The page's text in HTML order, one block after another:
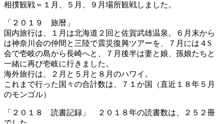
相撲観戦＝１月、５月、９月場所観戦しました。
「２０１９ 旅暦」
国内旅行は、１月は北海道２回と佐賀武雄温泉。６月末から
は神奈川会の仲間と三陸で震災復興ツアーを、７月には４S
会で壱岐の島から長崎へと、７月後半は妻と娘、孫娘たちと
一緒に再び壱岐に行きました。
海外旅行は、２月と５月と８月のハワイ。
これまで行った国々の合計数は、７１か国（直近１８年５月
のモンゴル）
「２０１８ 読書記録」 ２０１８年の読書数は、２５２冊